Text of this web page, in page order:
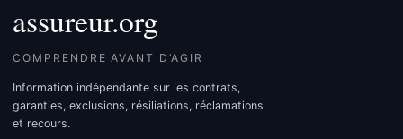
assureur.org
COMPRENDRE AVANT D’AGIR
Information indépendante sur les contrats,
garanties, exclusions, résiliations, réclamations
et recours.